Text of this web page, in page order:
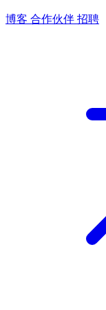
博客 合作伙伴 招聘